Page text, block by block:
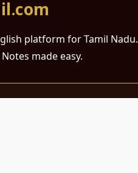
platform for Tamil Nadu.
made easy.